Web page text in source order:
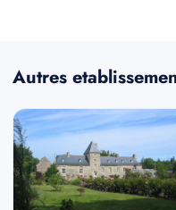
Autres